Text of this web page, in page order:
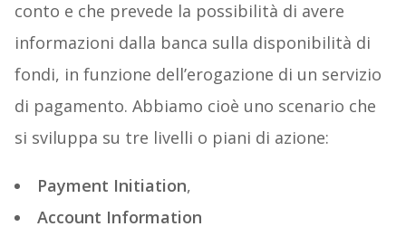
conto e che prevede la possibilità di avere
informazioni dalla banca sulla disponibilità di
fondi, in funzione dell’erogazione di un servizio
di pagamento. Abbiamo cioè uno scenario che
si sviluppa su tre livelli o piani di azione:
Payment Initiation,
Account Information